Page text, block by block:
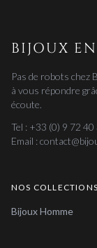
BIJOUX
Pas de robots chez
à vous répondre
écoute.
Tel : +33 (0) 9 72 40
Email :
NOS COLLECTIONS
Bijoux Homme